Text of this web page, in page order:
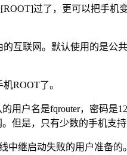
过了，更可以把手机
互联网。默认使用的是公
ROOT了。
户名是fqrouter，密码是
但是，只有少数的手机支
中继启动失败的用户准备